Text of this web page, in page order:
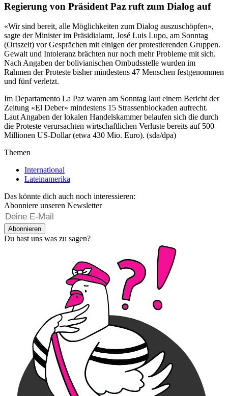
Regierung von Präsident Paz ruft zum Dialog auf
«Wir sind bereit, alle Möglichkeiten zum Dialog auszuschöpfen»,
sagte der Minister im Präsidialamt, José Luis Lupo, am Sonntag
(Ortszeit) vor Gesprächen mit einigen der protestierenden Gruppen.
Gewalt und Intoleranz brächten nur noch mehr Probleme mit sich.
Nach Angaben der bolivianischen Ombudsstelle wurden im
Rahmen der Proteste bisher mindestens 47 Menschen festgenommen
und fünf verletzt.
Im Departamento La Paz waren am Sonntag laut einem Bericht der
Zeitung «El Deber» mindestens 15 Strassenblockaden aufrecht.
Laut Angaben der lokalen Handelskammer belaufen sich die durch
die Proteste verursachten wirtschaftlichen Verluste bereits auf 500
Millionen US-Dollar (etwa 430 Mio. Euro). (sda/dpa)
Themen
International
Lateinamerika
Das könnte dich auch noch interessieren:
Abonniere unseren Newsletter
Abonnieren
Du hast uns was zu sagen?